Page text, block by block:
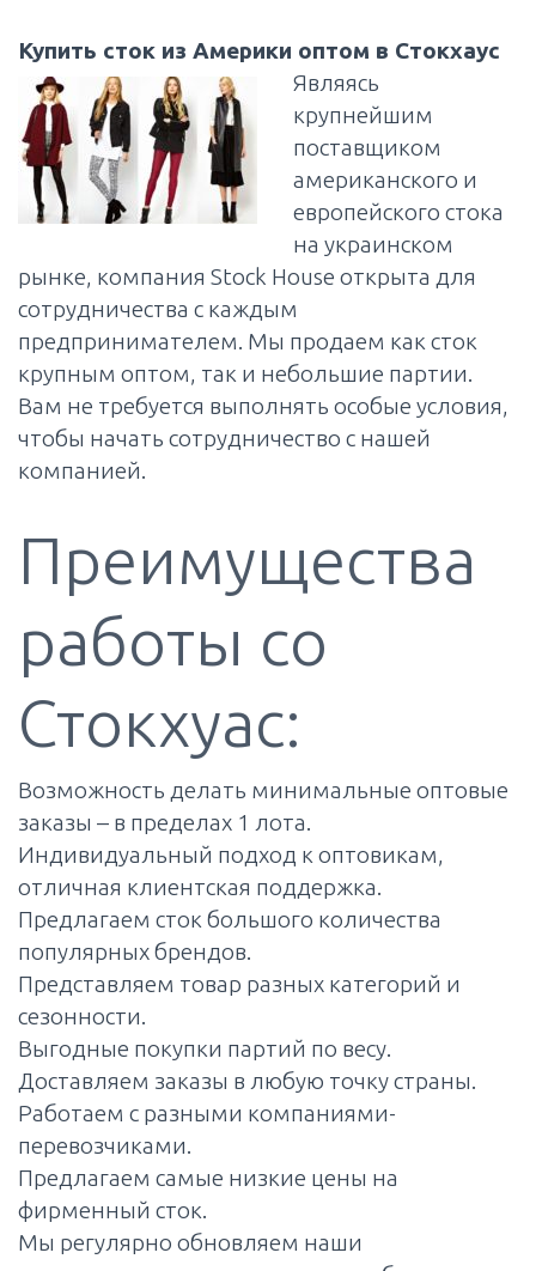
Купить сток из Америки оптом в Стокхаус
Являясь
крупнейшим
поставщиком
американского и
европейского стока
на украинском
рынке, компания Stock House открыта для
сотрудничества с каждым
предпринимателем. Мы продаем как сток
крупным оптом, так и небольшие партии.
Вам не требуется выполнять особые условия,
чтобы начать сотрудничество с нашей
компанией.
Преимущества
работы со
Стокхуас:
Возможность делать минимальные оптовые
заказы – в пределах 1 лота.
Индивидуальный подход к оптовикам,
отличная клиентская поддержка.
Предлагаем сток большого количества
популярных брендов.
Представляем товар разных категорий и
сезонности.
Выгодные покупки партий по весу.
Доставляем заказы в любую точку страны.
Работаем с разными компаниями-
перевозчиками.
Предлагаем самые низкие цены на
фирменный сток.
Мы регулярно обновляем наши